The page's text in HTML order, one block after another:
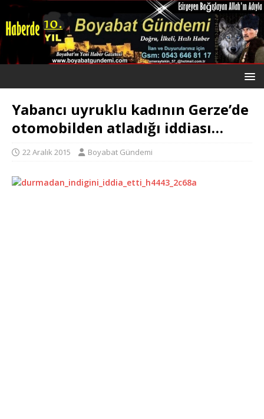
Yabancı uyruklu kadının Gerze’de
otomobilden atladığı iddiası…
22 Aralık 2015 Boyabat Gündemi